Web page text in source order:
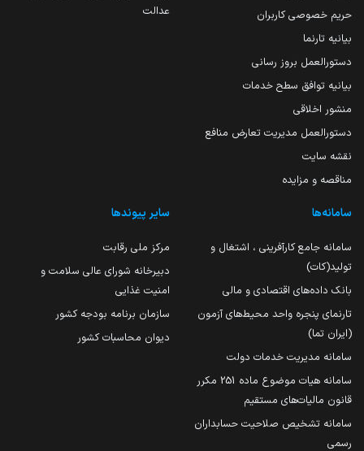
حریم خصوصی کاربران
بیانیه تارنما
دستورالعمل بروز رسانی
بیانیه توافق سطح خدمات
منشور اخلاقی
دستورالعمل مدیریت تعارض منافع
نقشه سایت
مناقصه و مزایده
عدالت
سامانه‌ها
سامانه جامع کارآفرینی ، اشتغال و
تولید(کات)
بانک داده‌های اقتصادی و مالی
تارنمای پنجره واحد محیط‌های آزمون
(ایران تما)
سامانه مدیریت خدمات دولت
سامانه هیات موضوع ماده 251 مکرر
قانون مالیات‌های مستقیم
سامانه تشخیص صلاحیت حسابداران
رسمی
سایر پیوندها
مرکز ملی رقابت
دبیرخانه شورای عالی سلامت و
امنیت غذایی
سازمان برنامه بودجه کشور
دیوان محاسبات کشور